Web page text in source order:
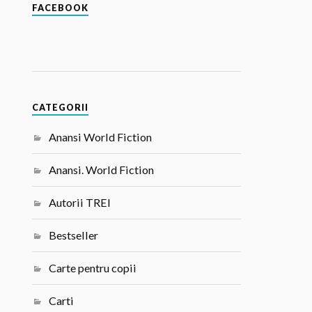
FACEBOOK
CATEGORII
Anansi World Fiction
Anansi. World Fiction
Autorii TREI
Bestseller
Carte pentru copii
Carti